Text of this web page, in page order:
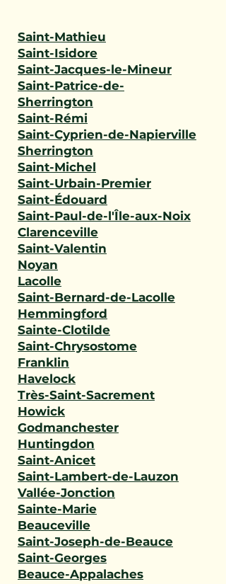
Saint-Mathieu
Saint-Isidore
Saint-Jacques-le-Mineur
Saint-Patrice-de-
Sherrington
Saint-Rémi
Saint-Cyprien-de-Napierville
Sherrington
Saint-Michel
Saint-Urbain-Premier
Saint-Édouard
Saint-Paul-de-l'Île-aux-Noix
Clarenceville
Saint-Valentin
Noyan
Lacolle
Saint-Bernard-de-Lacolle
Hemmingford
Sainte-Clotilde
Saint-Chrysostome
Franklin
Havelock
Très-Saint-Sacrement
Howick
Godmanchester
Huntingdon
Saint-Anicet
Saint-Lambert-de-Lauzon
Vallée-Jonction
Sainte-Marie
Beauceville
Saint-Joseph-de-Beauce
Saint-Georges
Beauce-Appalaches